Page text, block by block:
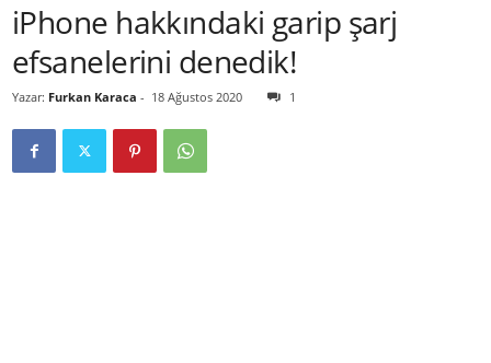
iPhone hakkındaki garip şarj
efsanelerini denedik!
Yazar: Furkan Karaca - 18 Ağustos 2020 1